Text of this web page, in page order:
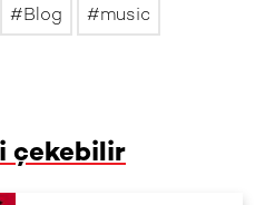
Blog music
çekebilir